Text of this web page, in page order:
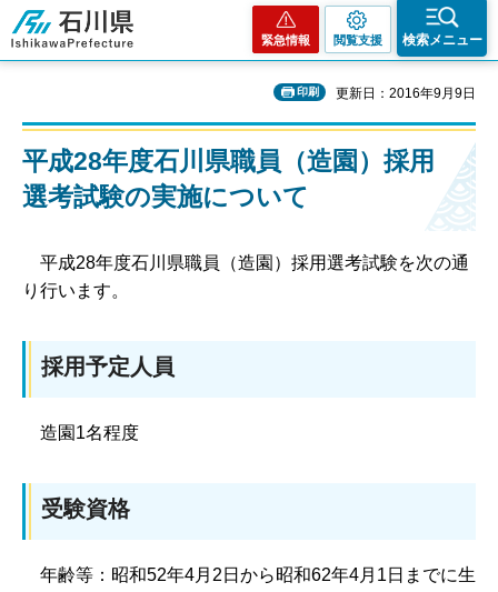
石川県
緊急情報 閲覧支援 検索メニュー
印刷 更新日：2016年9月9日
平成28年度石川県職員（造園）採用
選考試験の実施について
平成28年度石川県職員（造園）採用選考試験を次の通
り行います。
採用予定人員
造園1名程度
受験資格
年齢等：昭和52年4月2日から昭和62年4月1日までに生